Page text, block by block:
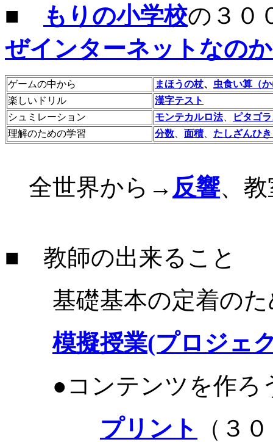
■
もりの小学校の３０
ぜインターネットなの
ゲームの中から まほうの杖、 虫食い算（
楽しいドリル
漢字テスト
シュミレーション
モンテカルロ法、
ピタゴ
理解のための学習
分数 面積、 たしざんひ
全世界から→ 反響、
■ 教師の出来ること
基礎基本の定着のた
模擬授業(プロジェ
●コンテンツを作ろ
プリント
（３